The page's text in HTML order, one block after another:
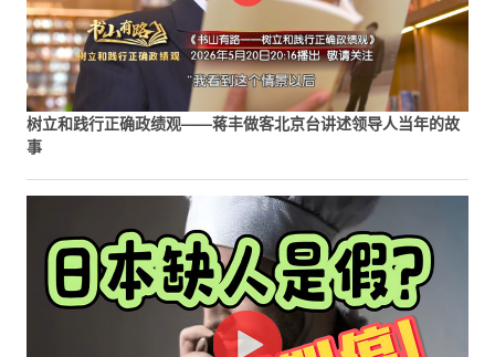
树立和践行正确政绩观——蒋丰做客北京台讲述领导人当年的故
事